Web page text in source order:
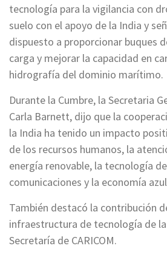
tecnología para la vigilancia con
suelo con el apoyo de la India y
dispuesto a proporcionar buques
carga y mejorar la capacidad en
hidrografía del dominio marítimo.
Durante la Cumbre, la Secretaria
Carla Barnett, dijo que la
la India ha tenido un impacto
de los recursos humanos, la
energía renovable, la tecnología
comunicaciones y la economía
También destacó la contribución
infraestructura de tecnología de
Secretaría de CARICOM.